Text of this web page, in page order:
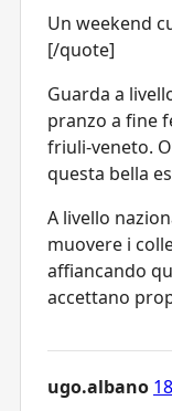
Un weekend
[/quote]
Guarda a
pranzo a fine
friuli-veneto.
questa bella
A livello
muovere i
affiancando
accettano
ugo.albano